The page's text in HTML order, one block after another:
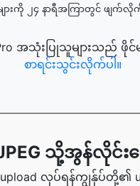
ျားကို ၂၄ နာရီအကြာတွင် ဖျ
အသုံးပြုသူများသည် ဖို
စာရင်းသွင်းလိုက်ပါ။
သို့အွန်လိုင်းပ
upload လုပ်ရန်ကျွန်ုပ်တို့